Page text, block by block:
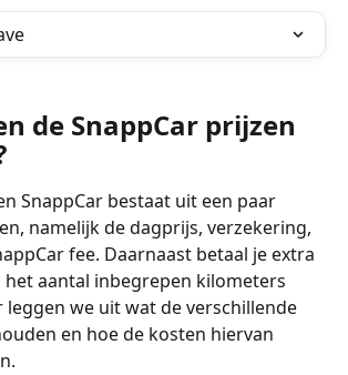
de SnappCar prijzen
SnappCar bestaat uit een paar
namelijk de dagprijs, verzekering,
fee. Daarnaast betaal je extra
het aantal inbegrepen kilometers
we uit wat de verschillende
en hoe de kosten hiervan